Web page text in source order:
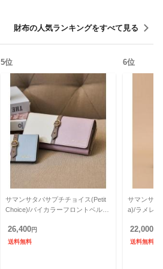
財布の人気ランキングをすべて見る
5位
サマンサタバサプチチョイス(Petit
Choice)/バイカラーフロントベルト
26,400円
送料無料
6位
サマンサタ
a)/ラメレ
22,000
送料無料